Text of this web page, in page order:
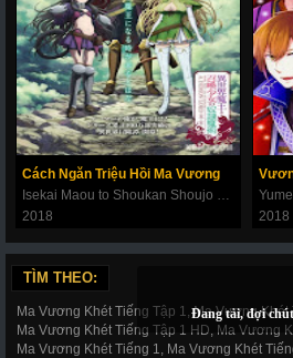
Cách Ngăn Triệu Hồi Ma Vương
2018
2018
TÌM THEO:
Ma Vương Khét Tiếng Tập 1, Ma Vương
Ma Vương Khét Tiếng Tập 1 HD, Ma Vương
Ma Vương Khét Tiếng 1, Ma Vương Khét